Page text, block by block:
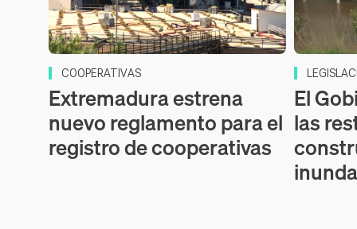
COOPERATIVAS
Extremadura estrena
nuevo reglamento para el
registro de cooperativas
El
las